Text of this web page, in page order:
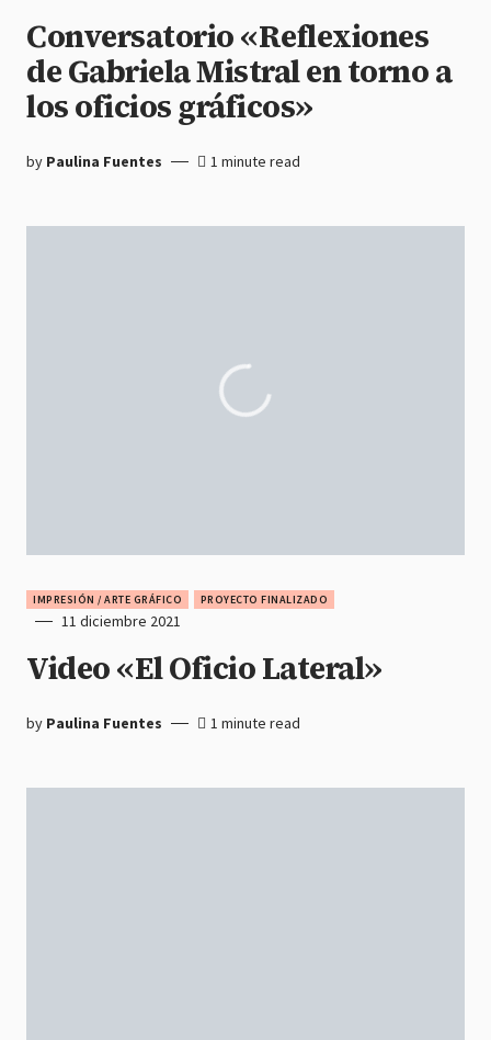
Conversatorio «Reflexiones
de Gabriela Mistral en torno a
los oficios gráficos»
by Paulina Fuentes 1 minute read
IMPRESIÓN / ARTE GRÁFICO PROYECTO FINALIZADO
11 diciembre 2021
Video «El Oficio Lateral»
by Paulina Fuentes 1 minute read